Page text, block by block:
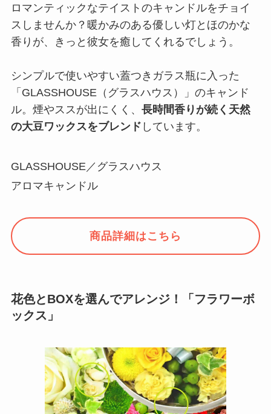
ロマンティックなテイストのキャンドルをチョイ
スしませんか？暖かみのある優しい灯とほのかな
香りが、きっと彼女を癒してくれるでしょう。
シンプルで使いやすい蓋つきガラス瓶に入った
「GLASSHOUSE（グラスハウス）」のキャンド
ル。煙やススが出にくく、 長時間香りが続く天然
の大豆ワックスをブレンド しています。
GLASSHOUSE／グラスハウス
アロマキャンドル
商品詳細はこちら
花色とBOXを選んでアレンジ！「フラワーボ
ックス」